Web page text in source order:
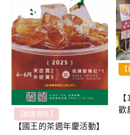
【歡慶週年】
【國王的茶週年慶活動】
歡